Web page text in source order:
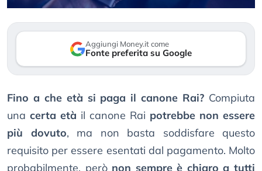
Aggiungi Money.it come
Fonte preferita su Google
Fino a che età si paga il canone Rai? Compiuta
una certa età il canone Rai potrebbe non essere
più dovuto, ma non basta soddisfare questo
requisito per essere esentati dal pagamento. Molto
probabilmente, però non sempre è chiaro a tutti